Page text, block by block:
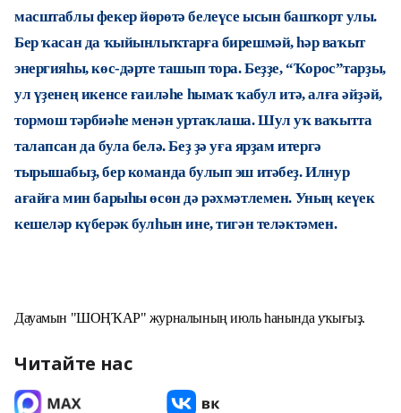
масштаблы фекер йөрөтә белеүсе ысын башҡорт улы.
Бер ҡасан да ҡыйынлыҡтарға бирешмәй, һәр ваҡыт
энергияһы, көс-дәрте ташып тора. Беҙҙе, “Ҡорос”тарҙы,
ул үҙенең икенсе ғаиләһе һымаҡ ҡабул итә, алға әйҙәй,
тормош тәрбиәһе менән уртаҡлаша. Шул уҡ ваҡытта
талапсан да була белә. Беҙ ҙә уға ярҙам итергә
тырышабыҙ, бер команда булып эш итәбеҙ. Илнур
ағайға мин барыһы өсөн дә рәхмәтлемен. Уның кеүек
кешеләр күберәк булһын ине, тигән теләктәмен.
Дауамын "ШОҢҠАР" журналының июль һанында уҡығыҙ.
Читайте нас